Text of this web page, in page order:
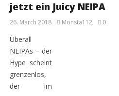
jetzt ein Juicy NEIPA
26. March 2018 Monsta112 0
Überall
NEIPAs – der
Hype scheint
grenzenlos,
der im